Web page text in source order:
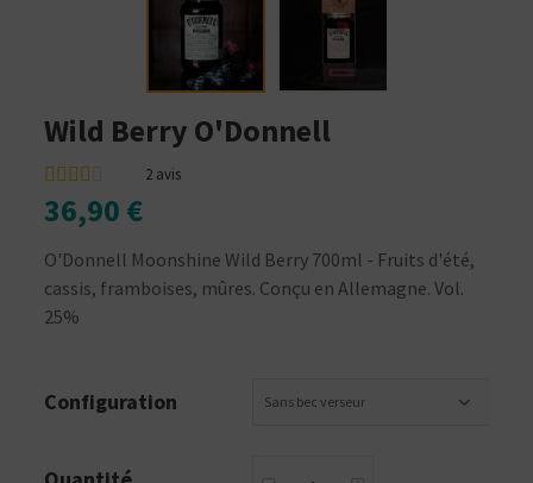
Wild Berry O'Donnell
2 avis
36,90 €
O'Donnell Moonshine Wild Berry 700ml - Fruits d'été,
cassis, framboises, mûres. Conçu en Allemagne. Vol.
25%
Configuration Sans bec verseur